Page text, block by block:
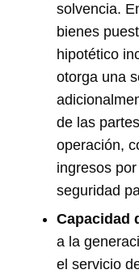
solvencia.
bienes
hipotético
otorga una
de las
operación,
ingresos
seguridad
Capacidad
a la
el servicio